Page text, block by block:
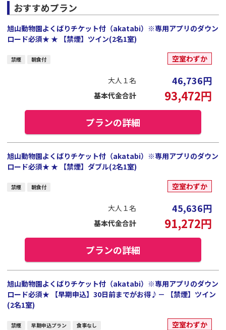
おすすめプラン
旭山動物園よくばりチケット付（akatabi）※専用アプリのダウン
ロード必須★ ★ 【禁煙】ツイン(2名1室)
禁煙 朝食付 空室わずか
大人１名 46,736円
基本代金合計 93,472円
プランの詳細
旭山動物園よくばりチケット付（akatabi）※専用アプリのダウン
ロード必須★ ★ 【禁煙】ダブル(2名1室)
禁煙 朝食付 空室わずか
大人１名 45,636円
基本代金合計 91,272円
プランの詳細
旭山動物園よくばりチケット付（akatabi）※専用アプリのダウン
ロード必須★ 【早期申込】30日前までがお得♪－ 【禁煙】ツイン
(2名1室)
禁煙 早期申込プラン 食事なし 空室わずか